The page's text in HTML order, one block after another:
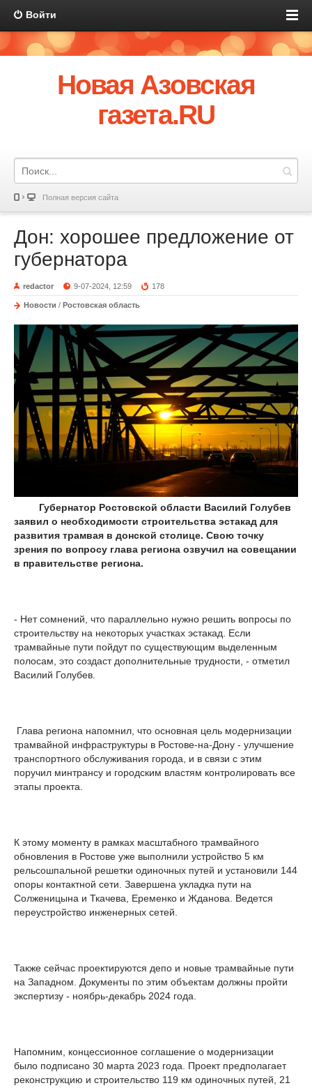
Войти
Новая Азовская
газета.RU
Полная версия сайта
Дон: хорошее предложение от
губернатора
redactor 9-07-2024, 12:59 178
Новости / Ростовская область
Губернатор Ростовской области Василий Голубев
заявил о необходимости строительства эстакад для
развития трамвая в донской столице. Свою точку
зрения по вопросу глава региона озвучил на совещании
в правительстве региона.
- Нет сомнений, что параллельно нужно решить вопросы по
строительству на некоторых участках эстакад. Если
трамвайные пути пойдут по существующим выделенным
полосам, это создаст дополнительные трудности, - отметил
Василий Голубев.
Глава региона напомнил, что основная цель модернизации
трамвайной инфраструктуры в Ростове-на-Дону - улучшение
транспортного обслуживания города, и в связи с этим
поручил минтрансу и городским властям контролировать все
этапы проекта.
К этому моменту в рамках масштабного трамвайного
обновления в Ростове уже выполнили устройство 5 км
рельсошпальной решетки одиночных путей и установили 144
опоры контактной сети. Завершена укладка пути на
Солженицына и Ткачева, Еременко и Жданова. Ведется
переустройство инженерных сетей.
Также сейчас проектируются депо и новые трамвайные пути
на Западном. Документы по этим объектам должны пройти
экспертизу - ноябрь-декабрь 2024 года.
Напомним, концессионное соглашение о модернизации
было подписано 30 марта 2023 года. Проект предполагает
реконструкцию и строительство 119 км одиночных путей, 21